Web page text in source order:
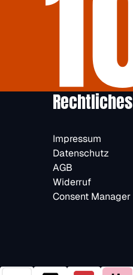
Rechtliches
Impressum
Datenschutz
AGB
Widerruf
Consent Manager